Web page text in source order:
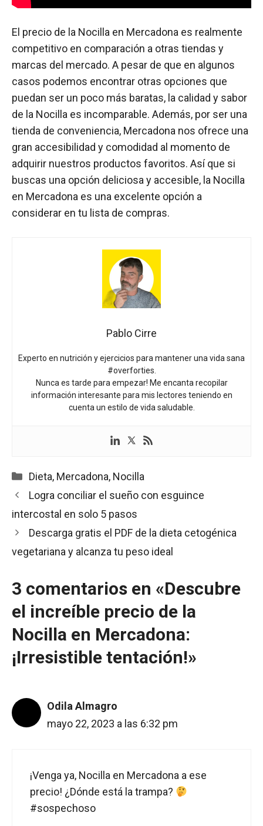
El precio de la Nocilla en Mercadona es realmente
competitivo en comparación a otras tiendas y
marcas del mercado. A pesar de que en algunos
casos podemos encontrar otras opciones que
puedan ser un poco más baratas, la calidad y sabor
de la Nocilla es incomparable. Además, por ser una
tienda de conveniencia, Mercadona nos ofrece una
gran accesibilidad y comodidad al momento de
adquirir nuestros productos favoritos. Así que si
buscas una opción deliciosa y accesible, la Nocilla
en Mercadona es una excelente opción a
considerar en tu lista de compras.
Pablo Cirre
Experto en nutrición y ejercicios para mantener una vida sana
#overforties.
Nunca es tarde para empezar! Me encanta recopilar
información interesante para mis lectores teniendo en
cuenta un estilo de vida saludable.
Categorías
Dieta, Mercadona, Nocilla
Logra conciliar el sueño con esguince
intercostal en solo 5 pasos
Descarga gratis el PDF de la dieta cetogénica
vegetariana y alcanza tu peso ideal
3 comentarios en «Descubre
el increíble precio de la
Nocilla en Mercadona:
¡Irresistible tentación!»
Odila Almagro
mayo 22, 2023 a las 6:32 pm
¡Venga ya, Nocilla en Mercadona a ese
precio! ¿Dónde está la trampa?
#sospechoso